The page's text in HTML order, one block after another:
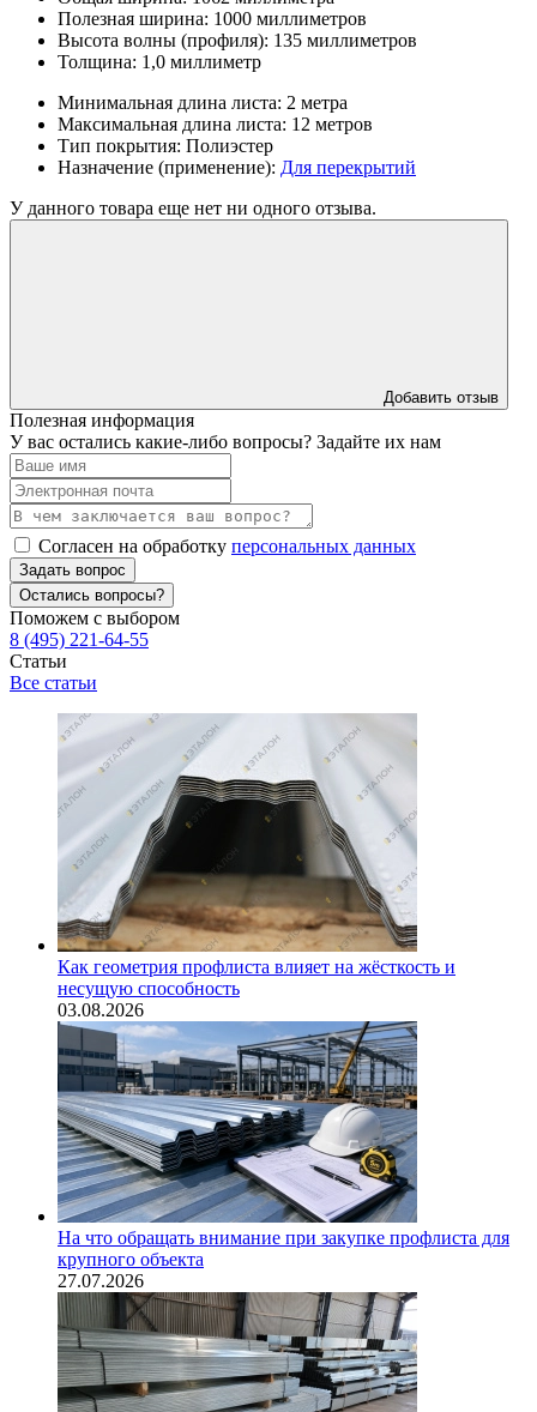
Полезная ширина: 1000 миллиметров
Высота волны (профиля): 135 миллиметров
Толщина: 1,0 миллиметр
Минимальная длина листа: 2 метра
Максимальная длина листа: 12 метров
Тип покрытия: Полиэстер
Назначение (применение): Для перекрытий
У данного товара еще нет ни одного отзыва.
Добавить отзыв
Полезная информация
У вас остались какие-либо вопросы? Задайте их нам
Согласен на обработку персональных данных
Задать вопрос
Остались вопросы?
Поможем с выбором
8 (495) 221-64-55
Статьи
Все статьи
Как геометрия профлиста влияет на жёсткость и
несущую способность
03.08.2026
На что обращать внимание при закупке профлиста для
крупного объекта
27.07.2026